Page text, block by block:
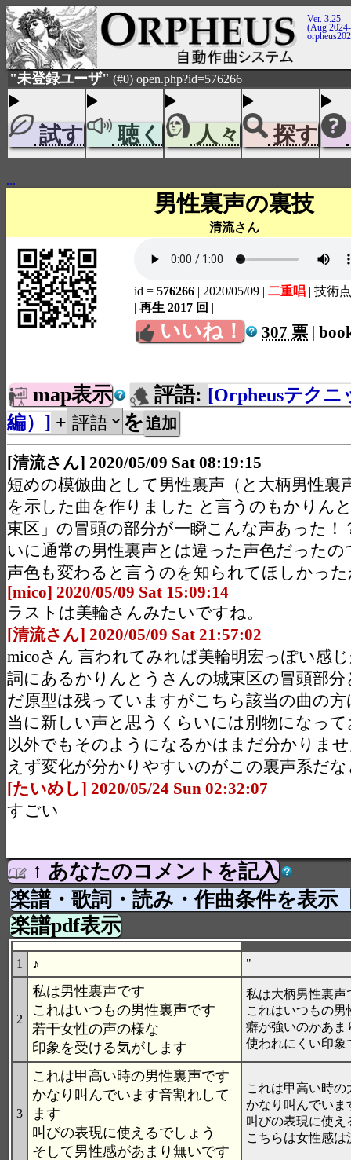
Ver. 3.25
(Aug
"未登録ユーザ" (#0) open.php?id=576266
試す 聴く 人々 探す
...
男性裏声の裏技
清流さん
id = 576266 | 2020/05/09 | 二重唱 | 技術
| 再生 2017 回 |
いいね！ 307 票
map表示 評語: [Orpheusテクニ
編）] + を
[清流さん] 2020/05/09 Sat 08:19:15
短めの模倣曲として男性裏声（と大柄男性裏
を示した曲を作りました と言うのもかりん
東区」の冒頭の部分が一瞬こんな声あった！
いに通常の男性裏声とは違った声色だったの
声色も変わると言うのを知られてほしかっ
[mico] 2020/05/09 Sat 15:09:14
ラストは美輪さんみたいですね。
[清流さん] 2020/05/09 Sat 21:57:02
micoさん 言われてみれば美輪明宏っぽい感
詞にあるかりんとうさんの城東区の冒頭部
だ原型は残っていますがこちら該当の曲の
当に新しい声と思うくらいには別物になっ
以外でもそのようになるかはまだ分かりま
えず変化が分かりやすいのがこの裏声系だ
[たいめし] 2020/05/24 Sun 02:32:07
すごい
↑ あなたのコメントを記入
楽譜・歌詞・読み・作曲条件を表示
楽譜pdf表示
1 ♪ "
2
私は男性裏声です
これはいつもの男性裏声です
若干女性の声の様な
印象を受ける気がします
私は大柄男性裏声
これはいつもの男
癖が強いのかあま
使われにくい印象
3
これは甲高い時の男性裏声です
かなり叫んでいます音割れして
ます
叫びの表現に使えるでしょう
そして男性感があまり無いです
これは甲高い時
かなり叫んでいま
叫びの表現に使え
こちらは女性感